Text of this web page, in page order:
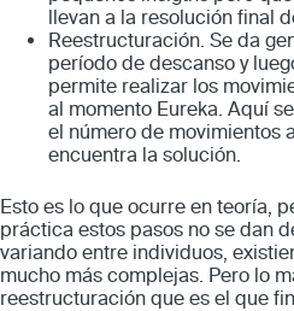
llevan a la resolución final
Reestructuración. Se da
período de descanso y
permite realizar los
al momento Eureka. Aquí
el número de movimientos
encuentra la solución.
Esto es lo que ocurre en teoría,
práctica estos pasos no se dan
variando entre individuos,
mucho más complejas. Pero lo
reestructuración que es el que